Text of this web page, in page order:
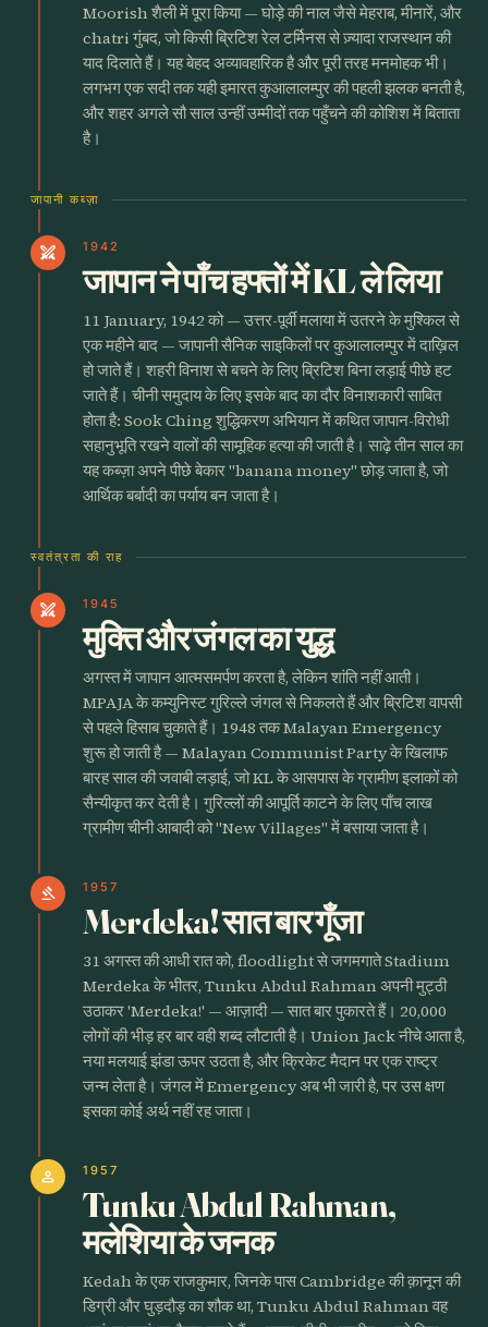
Moorish शैली में पूरा किया — घोड़े की नाल जैसे मेहराब, मीनारें, और
chatri गुंबद, जो किसी ब्रिटिश रेल टर्मिनस से ज़्यादा राजस्थान की
याद दिलाते हैं। यह बेहद अव्यावहारिक है और पूरी तरह मनमोहक भी।
लगभग एक सदी तक यही इमारत कुआलालम्पुर की पहली झलक बनती है,
और शहर अगले सौ साल उन्हीं उम्मीदों तक पहुँचने की कोशिश में बिताता
है।
जापानी कब्ज़ा
swords 1942
जापान ने पाँच हफ्तों में KL ले लिया
11 January, 1942 को — उत्तर-पूर्वी मलाया में उतरने के मुश्किल से
एक महीने बाद — जापानी सैनिक साइकिलों पर कुआलालम्पुर में दाख़िल
हो जाते हैं। शहरी विनाश से बचने के लिए ब्रिटिश बिना लड़ाई पीछे हट
जाते हैं। चीनी समुदाय के लिए इसके बाद का दौर विनाशकारी साबित
होता है: Sook Ching शुद्धिकरण अभियान में कथित जापान-विरोधी
सहानुभूति रखने वालों की सामूहिक हत्या की जाती है। साढ़े तीन साल का
यह कब्ज़ा अपने पीछे बेकार "banana money" छोड़ जाता है, जो
आर्थिक बर्बादी का पर्याय बन जाता है।
स्वतंत्रता की राह
swords 1945
मुक्ति और जंगल का युद्ध
अगस्त में जापान आत्मसमर्पण करता है, लेकिन शांति नहीं आती।
MPAJA के कम्युनिस्ट गुरिल्ले जंगल से निकलते हैं और ब्रिटिश वापसी
से पहले हिसाब चुकाते हैं। 1948 तक Malayan Emergency
शुरू हो जाती है — Malayan Communist Party के खिलाफ
बारह साल की जवाबी लड़ाई, जो KL के आसपास के ग्रामीण इलाकों को
सैन्यीकृत कर देती है। गुरिल्लों की आपूर्ति काटने के लिए पाँच लाख
ग्रामीण चीनी आबादी को "New Villages" में बसाया जाता है।
gavel 1957
Merdeka! सात बार गूँजा
31 अगस्त की आधी रात को, floodlight से जगमगाते Stadium
Merdeka के भीतर, Tunku Abdul Rahman अपनी मुट्ठी
उठाकर 'Merdeka!' — आज़ादी — सात बार पुकारते हैं। 20,000
लोगों की भीड़ हर बार वही शब्द लौटाती है। Union Jack नीचे आता है,
नया मलयाई झंडा ऊपर उठता है, और क्रिकेट मैदान पर एक राष्ट्र
जन्म लेता है। जंगल में Emergency अब भी जारी है, पर उस क्षण
इसका कोई अर्थ नहीं रह जाता।
person 1957
Tunku Abdul Rahman,
मलेशिया के जनक
Kedah के एक राजकुमार, जिनके पास Cambridge की क़ानून की
डिग्री और घुड़दौड़ का शौक था, Tunku Abdul Rahman वह